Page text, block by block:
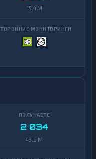
15,4 M
2 034
43,9 M